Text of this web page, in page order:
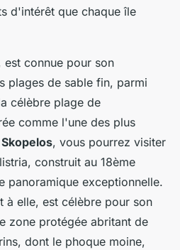
d'intérêt que chaque île
est connue pour son
plages de sable fin, parmi
célèbre plage de
comme l'une des plus
Skopelos, vous pourrez visiter
construit au 18ème
panoramique exceptionnelle.
à elle, est célèbre pour son
zone protégée abritant de
dont le phoque moine,